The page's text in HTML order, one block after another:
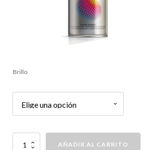
Brillo
PINTURA
AÑADIR AL CARRITO